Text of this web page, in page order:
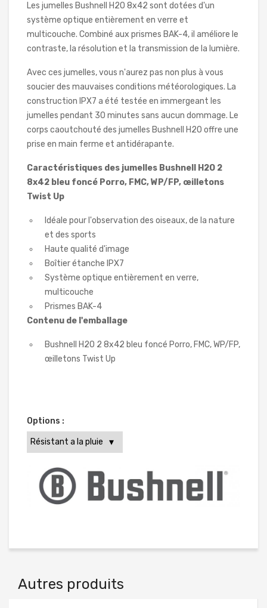
Les jumelles Bushnell H2O 8x42 sont dotées d'un
système optique entièrement en verre et
multicouche. Combiné aux prismes BAK-4, il améliore le
contraste, la résolution et la transmission de la lumière.
Avec ces jumelles, vous n'aurez pas non plus à vous
soucier des mauvaises conditions météorologiques. La
construction IPX7 a été testée en immergeant les
jumelles pendant 30 minutes sans aucun dommage. Le
corps caoutchouté des jumelles Bushnell H2O offre une
prise en main ferme et antidérapante.
Caractéristiques des jumelles Bushnell H2O 2
8x42 bleu foncé Porro, FMC, WP/FP, œilletons
Twist Up
Idéale pour l'observation des oiseaux, de la nature
et des sports
Haute qualité d'image
Boîtier étanche IPX7
Système optique entièrement en verre,
multicouche
Prismes BAK-4
Contenu de l'emballage
Bushnell H2O 2 8x42 bleu foncé Porro, FMC, WP/FP,
œilletons Twist Up
Options :
Autres produits